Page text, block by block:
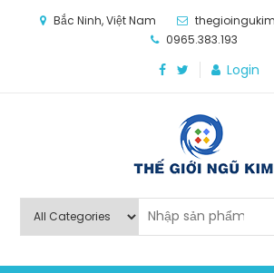
Bắc Ninh, Việt Nam
0965.383.193
Login
Thế Giới Ngũ Kim
nghiệp sản xuất